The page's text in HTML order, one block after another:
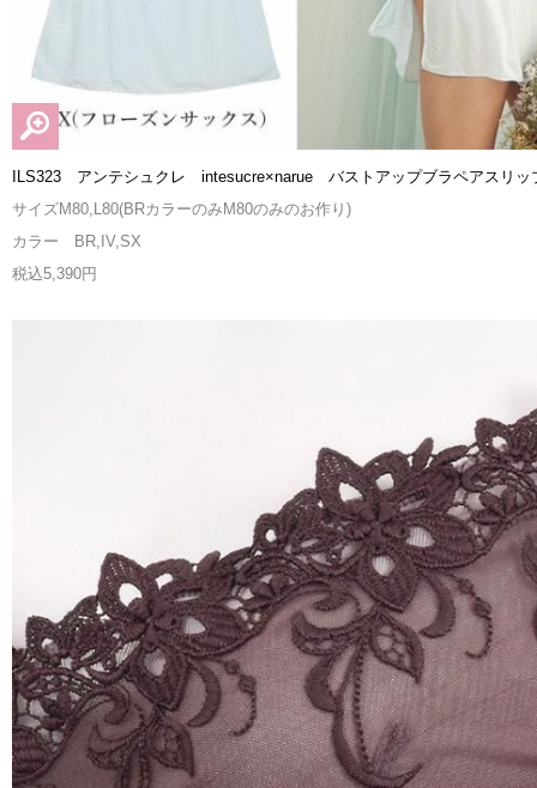
ILS323 アンテシュクレ intesucre×narue バストアップブラペアスリッ
サイズM80,L80(BRカラーのみM80のみのお作り)
カラー BR,IV,SX
税込5,390円